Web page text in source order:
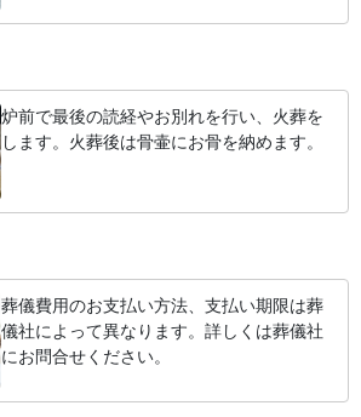
炉前で最後の読経やお別れを行い、火葬を
します。火葬後は骨壷にお骨を納めます。
葬儀費用のお支払い方法、支払い期限は葬
儀社によって異なります。詳しくは葬儀社
にお問合せください。